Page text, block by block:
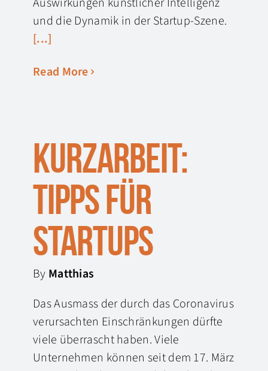
und die Dynamik in der Startup-Szene.
[...]
Read More
Kurzarbeit:
Tipps für
Startups
By Matthias
Das Ausmass der durch das Coronavirus
verursachten Einschränkungen dürfte
viele überrascht haben. Viele
Unternehmen können seit dem 17. März